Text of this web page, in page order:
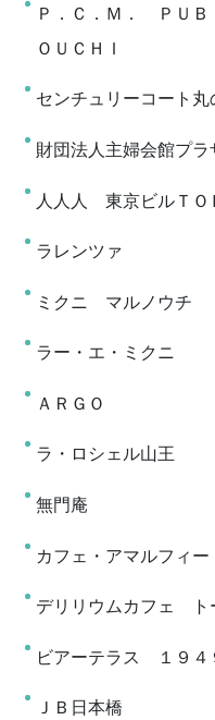
Ｐ．Ｃ．Ｍ． ＰＵ
ＯＵＣＨＩ
センチュリーコート丸
財団法人主婦会館プラ
人人人 東京ビルＴＯ
ラレンツァ
ミクニ マルノウチ
ラー・エ・ミクニ
ＡＲＧＯ
ラ・ロシェル山王
無門庵
カフェ・アマルフィー
デリリウムカフェ ト
ビアーテラス １９
ＪＢ日本橋